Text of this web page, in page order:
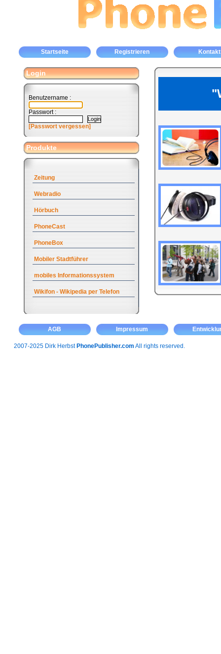
Startseite Registrieren Kontakt
Login
Benutzername :
Passwort :
[Passwort vergessen]
Produkte
Zeitung
Webradio
Hörbuch
PhoneCast
PhoneBox
Mobiler Stadtführer
mobiles Informationssystem
Wikifon - Wikipedia per Telefon
AGB Impressum
2007-2025 Dirk Herbst PhonePublisher.com All rights reserved.